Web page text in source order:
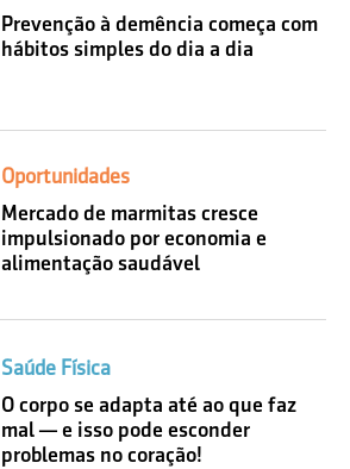
Prevenção à demência começa com
hábitos simples do dia a dia
Oportunidades
Mercado de marmitas cresce
impulsionado por economia e
alimentação saudável
Saúde Física
O corpo se adapta até ao que faz
mal — e isso pode esconder
problemas no coração!